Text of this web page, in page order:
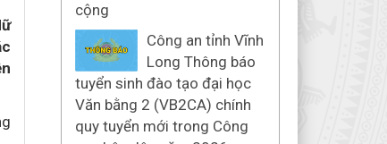
cộng
Công an tỉnh Vĩnh
Long Thông báo
tuyển sinh đào tạo đại học
Văn bằng 2 (VB2CA) chính
quy tuyển mới trong Công